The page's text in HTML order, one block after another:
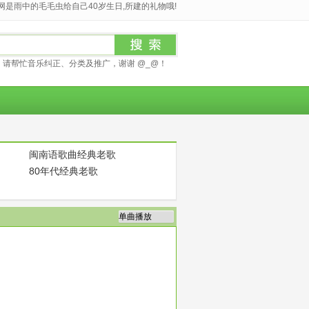
是雨中的毛毛虫给自己40岁生日,所建的礼物哦!
帮忙音乐纠正、分类及推广，谢谢 @_@！
闽南语歌曲经典老歌
80年代经典老歌